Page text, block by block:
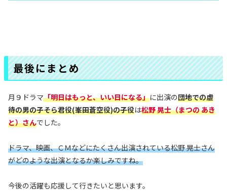
最後にまとめ
月９ドラマ「明日はもっと、いい日になる」に出演の団地での虐
待の男の子そら君役(峯田蒼空役)の子役は松野 晃士（まつの あき
と）さんでした。
ドラマ、映画、ＣＭなどにたくさん出演されている松野 晃士さん
がどのような出演となるか楽しみですね。
今後の活躍も応援して行きたいと思います。